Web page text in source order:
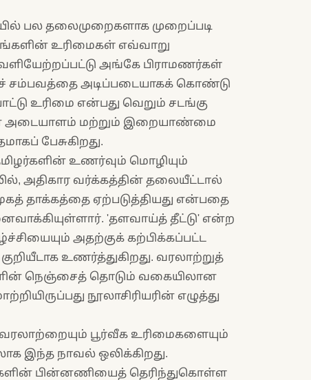
பல தலைமுறைகளாக முறைப்படி
உரிமைகள் எவ்வாறு
அங்கே பிராமணர்கள்
சம்பவத்தை அடிப்படையாகக் கொண்டு
உரிமை என்பது வெறும் சடங்கு
அடையாளம் மற்றும் இறையாண்மை
பேசுகிறது.
உணர்வும் மொழியும்
அதிகார வர்க்கத்தின் தலையீட்டால்
தாக்கத்தை ஏற்படுத்தியது என்பதை
'தளவாய்த் தீட்டு' என்ற
அதற்குக் கற்பிக்கப்பட்ட
உணர்த்துகிறது. வரலாற்றுத்
நெஞ்சைத் தொடும் வகையிலான
நூலாசிரியரின் எழுத்து
பூர்வீக உரிமைகளையும்
இந்த நாவல் ஒலிக்கிறது.
பின்னணியைத் தெரிந்துகொள்ள